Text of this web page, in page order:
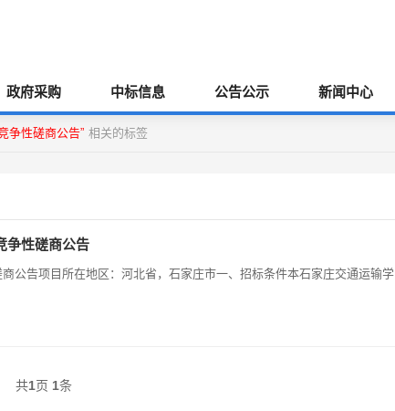
政府采购 中标信息 公告公示 新闻中心
争性磋商公告” 相关的标签
争性磋商公告
公告项目所在地区：河北省，石家庄市一、招标条件本石家庄交通运输学
共1页 1条